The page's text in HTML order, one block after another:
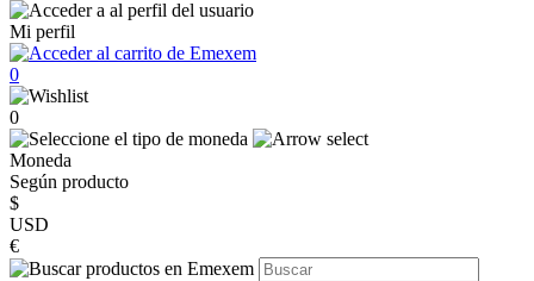
Mi perfil
0
0
Moneda
Según producto
$
USD
€